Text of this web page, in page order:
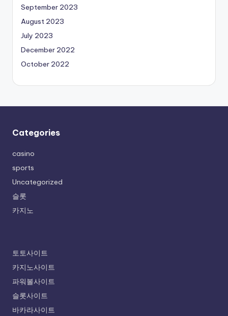
September 2023
August 2023
July 2023
December 2022
October 2022
Categories
casino
sports
Uncategorized
슬롯
카지노
토토사이트
카지노사이트
파워볼사이트
슬롯사이트
바카라사이트